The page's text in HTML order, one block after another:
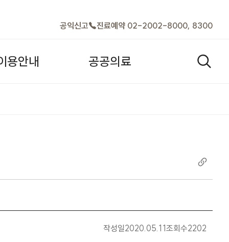
바로가기
공익신고 진료예약 02-2002-8000, 8300
용안내 공공의료 검색열기
견적서 접수일정 공지(견적서
작성일2020.05.11조회수2202